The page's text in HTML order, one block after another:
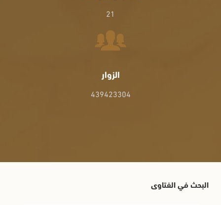
21
الزوار
439423304
البحث في الفتاوى